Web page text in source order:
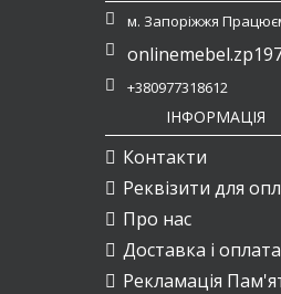
м. Запоріжжя
+380977318612
ІНФОРМАЦІЯ
Контакти
Реквізити для
Про нас
Доставка і оплата
Рекламація